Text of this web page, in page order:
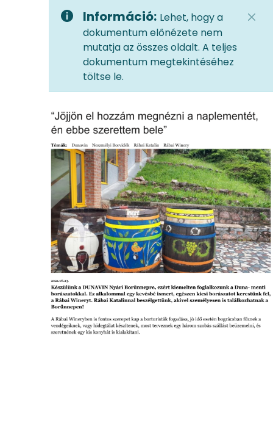
Információ: Lehet, hogy a
dokumentum előnézete nem
mutatja az összes oldalt. A teljes
dokumentum megtekintéséhez
töltse le.